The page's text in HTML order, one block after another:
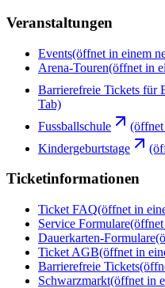
Veranstaltungen
Events(öffnet in einem
Arena-Touren(öffnet in
Barrierefreie Tickets für
Tab)
Fussballschule
(öffnet
Kindergeburtstage
Ticketinformationen
Ticket FAQ(öffnet in
Service Formulare(öffnet
Dauerkarten-Formulare
Ticket AGB(öffnet in
Barrierefreie Tickets
Schwarzmarkt(öffnet in